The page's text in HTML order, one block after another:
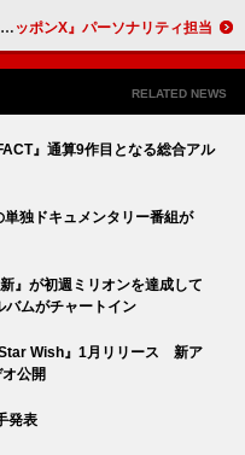
井上苑子、歌唱活動の休止前に『オールナイトニッポンX』パーソナリティ担当
RELATED NEWS
』通算9作目となる総合アル
独ドキュメンタリー番組が
』が初週ミリオンを達成して
ムがチャートイン
Wish』1月リリース 新ア
公開
発表